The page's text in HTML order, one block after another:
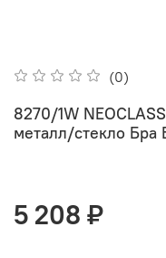
(0)
8270/1W
металл/стекло Бра
5 208 ₽